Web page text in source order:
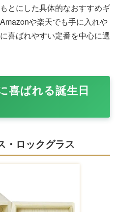
とにした具体的なおすすめギ
や楽天でも手に入れや
喜ばれやすい定番を中心に選
喜ばれる誕生日
・ロックグラス